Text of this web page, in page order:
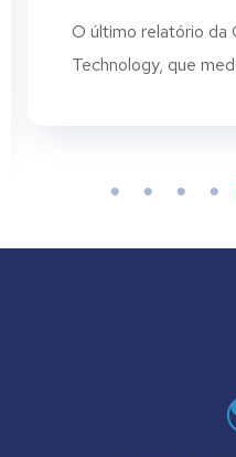
O último relatório da
Technology, que